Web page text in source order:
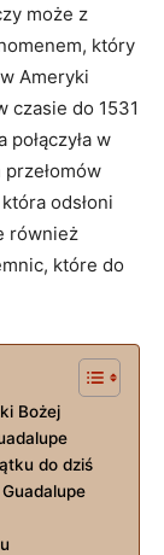
może z
który
Ameryki
czasie do 1531‍
w
odsłoni
również
które do
Bożej
do dziś